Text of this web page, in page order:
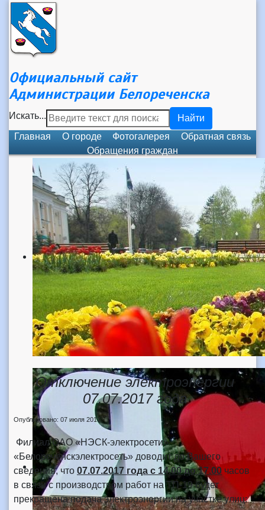
Официальный сайт
Администрации Белореченска
Искать...
Найти
Главная
О городе Фотогалерея
Обратная связь
Обращения граждан
Отключение электроэнергии
07.07.2017 года
Опубликовано: 07 июля 2017
Филиал ОАО «НЭСК-электросети»
«Белореченскэлектросеть» доводит до Вашего
сведения, что 07.07.2017 года с 14.00 до 17.00 часов
в связи с производством работ на ТП-19 будет
прекращена подача электроэнергии на участке улиц: